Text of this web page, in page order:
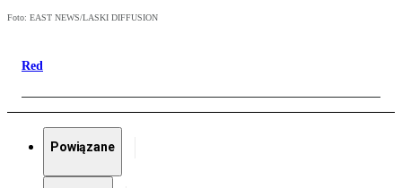
Foto: EAST NEWS/LASKI DIFFUSION
Red
Powiązane